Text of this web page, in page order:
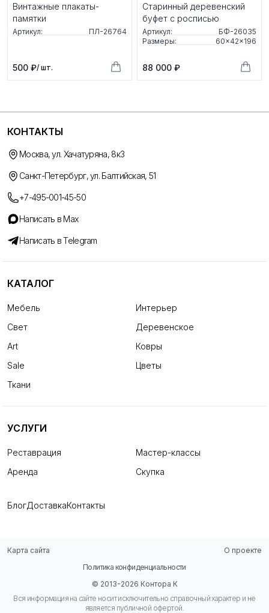
Винтажные плакаты-
памятки
Артикул: ПЛ-26764
500 ₽/ шт.
Старинный деревенский
буфет с росписью
Артикул:
БФ-26035
Размеры:
60×42×196
88 000 ₽
КОНТАКТЫ
Москва, ул. Хачатуряна, 8к3
Санкт-Петербург, ул. Балтийская, 51
+7-495-001-45-50
Написать в Max
Написать в Telegram
КАТАЛОГ
Мебель
Интерьер
Свет
Деревенское
Art
Ковры
Sale
Цветы
Ткани
УСЛУГИ
Реставрация
Мастер-классы
Аренда
Скупка
БлогДоставкаКонтакты
Карта сайта
О проекте
Политика конфиденциальности
© 2013-2026 Контора К
Вся информация на сайте носит исключительно справочный характер и не
является публичной офертой.